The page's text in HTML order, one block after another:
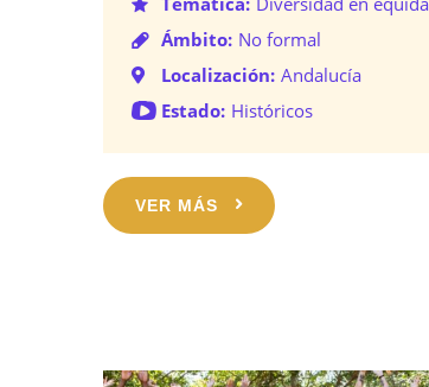
Ámbito: No formal
Localización: Andalucía
Estado: Históricos
VER MÁS